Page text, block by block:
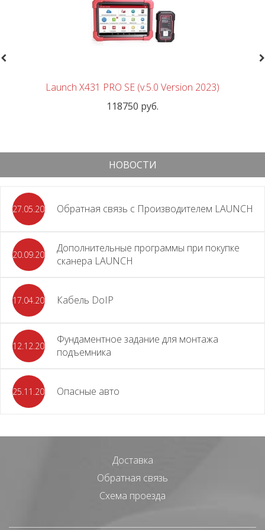
Launch X431 PRO SE (v.5.0 Version 2023)
118750 руб.
НОВОСТИ
27.05.2026 Обратная связь с Производителем LAUNCH
20.09.2025
Дополнительные программы при покупке
сканера LAUNCH
17.04.2024 Кабель DoIP
12.12.2023
Фундаментное задание для монтажа
подъемника
25.11.2023 Опасные авто
Доставка
Обратная связь
Схема проезда